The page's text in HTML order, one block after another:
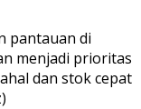
pantauan di
menjadi prioritas
dan stok cepat